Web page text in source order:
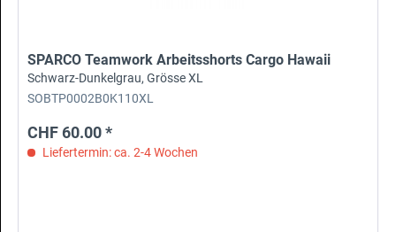
SPARCO Teamwork Arbeitsshorts Cargo Hawaii
Schwarz-Dunkelgrau, Grösse XL
SOBTP0002B0K110XL
CHF 60.00 *
Liefertermin: ca. 2-4 Wochen